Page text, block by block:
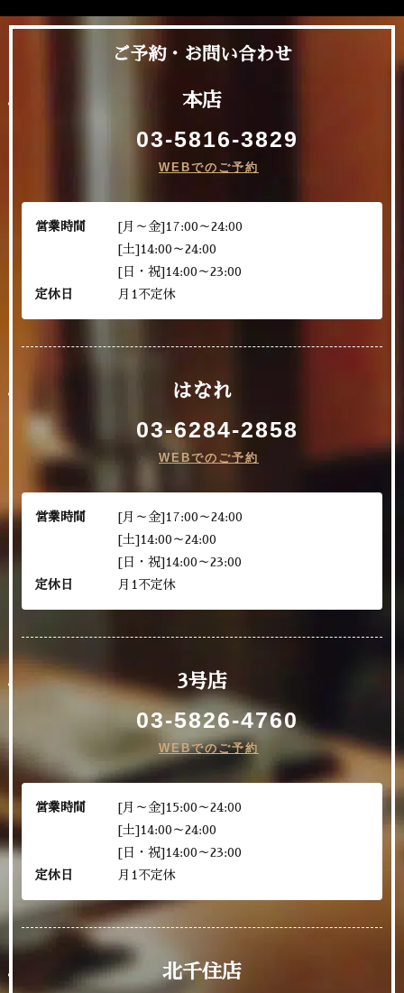
ご予約・お問い合わせ
本店
03-5816-3829
WEBでのご予約
営業時間
[月～金]17:00～24:00
[土]14:00～24:00
[日・祝]14:00～23:00
定休日
月1不定休
はなれ
03-6284-2858
WEBでのご予約
営業時間
[月～金]17:00～24:00
[土]14:00～24:00
[日・祝]14:00～23:00
定休日
月1不定休
3号店
03-5826-4760
WEBでのご予約
営業時間
[月～金]15:00～24:00
[土]14:00～24:00
[日・祝]14:00～23:00
定休日
月1不定休
北千住店